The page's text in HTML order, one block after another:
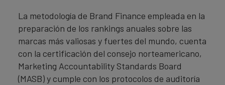
La metodología de Brand Finance empleada en la
preparación de los rankings anuales sobre las
marcas más valiosas y fuertes del mundo, cuenta
con la certificación del consejo norteamericano,
Marketing Accountability Standards Board
(MASB) y cumple con los protocolos de auditoría